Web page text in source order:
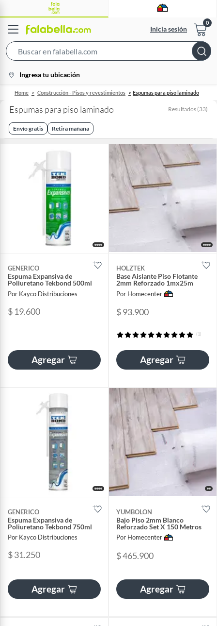
Inicia sesión
Bar
location-
icon
Ingresa tu ubicación
Home Construcción - Pisos y revestimientos Espumas para piso laminado
Espumas para piso laminado Resultados (33)
Envío gratis Retira mañana
GENERICO
Espuma Expansiva de
Poliuretano Tekbond 500ml
Por Kayco Distribuciones
$ 19.600
Agregar
HOLZTEK
Base Aislante Piso Flotante
2mm Reforzado 1mx25m
Por Homecenter
$ 93.900
(1)
Agregar
GENERICO
Espuma Expansiva de
Poliuretano Tekbond 750ml
Por Kayco Distribuciones
$ 31.250
Agregar
YUMBOLON
Bajo Piso 2mm Blanco
Reforzado Set X 150 Metros
Por Homecenter
$ 465.900
Agregar